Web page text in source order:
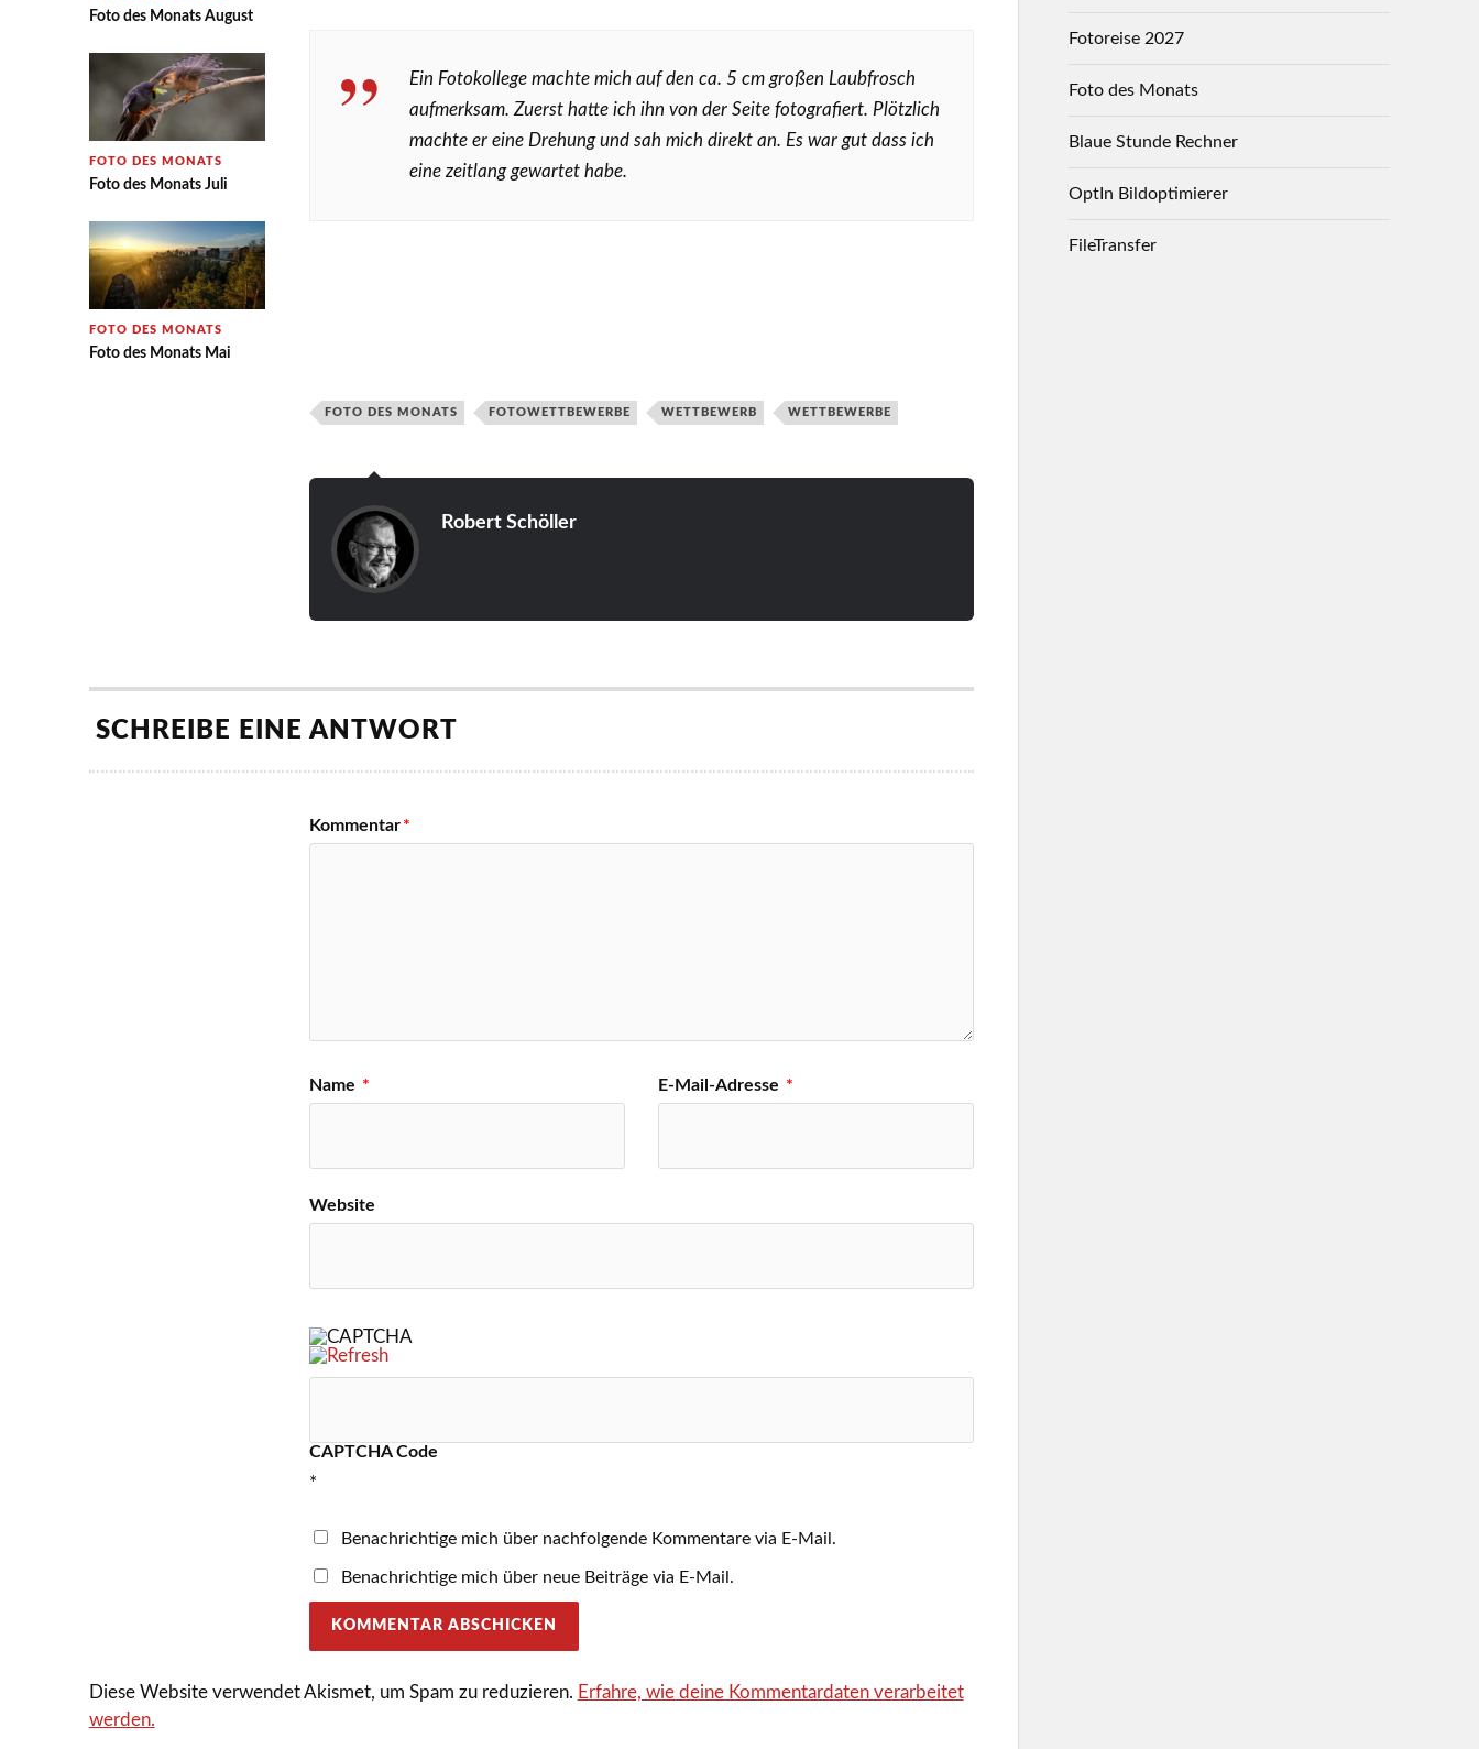
Foto des Monats August
FOTO DES MONATS
Foto des Monats Juli
FOTO DES MONATS
Foto des Monats Mai
Ein Fotokollege machte mich auf den ca. 5 cm großen Laubfrosch
aufmerksam. Zuerst hatte ich ihn von der Seite fotografiert. Plötzlich
machte er eine Drehung und sah mich direkt an. Es war gut dass ich
eine zeitlang gewartet habe.
FOTO DES MONATS FOTOWETTBEWERBE WETTBEWERB WETTBEWERBE
Robert Schöller
SCHREIBE EINE ANTWORT
Kommentar *
Name * E-Mail-Adresse *
Website
CAPTCHA Code
*
Benachrichtige mich über nachfolgende Kommentare via E-Mail.
Benachrichtige mich über neue Beiträge via E-Mail.
Diese Website verwendet Akismet, um Spam zu reduzieren. Erfahre, wie deine Kommentardaten verarbeitet
werden.
Fotoreise 2027
Foto des Monats
Blaue Stunde Rechner
OptIn Bildoptimierer
FileTransfer